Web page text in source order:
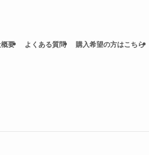
要 よくある質問 購入希望の方はこちら